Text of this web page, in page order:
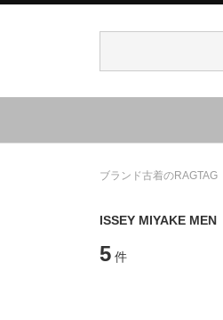
ブランド古着のRAGTAG
ISSEY MIYAKE MEN
5 件